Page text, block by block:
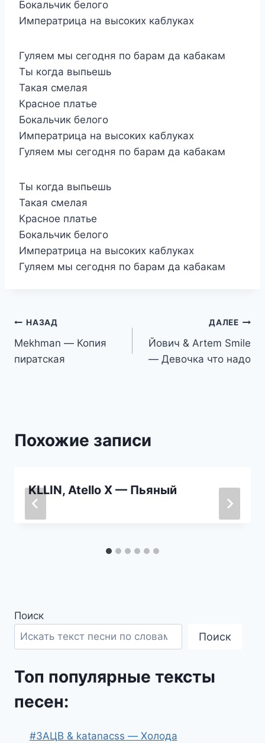
Бокальчик белого
Императрица на высоких каблуках
Гуляем мы сегодня по барам да кабакам
Ты когда выпьешь
Такая смелая
Красное платье
Бокальчик белого
Императрица на высоких каблуках
Гуляем мы сегодня по барам да кабакам
Ты когда выпьешь
Такая смелая
Красное платье
Бокальчик белого
Императрица на высоких каблуках
Гуляем мы сегодня по барам да кабакам
Навигация
по
НАЗАД
Mekhman — Копия
пиратская
ДАЛЕЕ
Йович & Artem Smile
— Девочка что надо
Похожие записи
KLLIN, Atello X — Пьяный
Поиск
Поиск
Топ популярные тексты
песен:
#ЗАЦВ & katanacss — Холода